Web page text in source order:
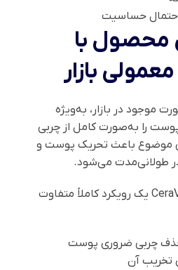
حساسیت
محصول با
بازار
موجود در بازار، به‌ویژه
را به‌صورت کامل از چربی
موضوع باعث تحریک پوست و
طولانی‌مدت می‌شود.
اما CeraVe Foaming Cleanser یک رویکرد کاملاً متفاوت
چربی ضروری پوست
تخریب آن